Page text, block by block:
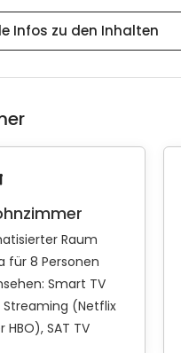
Infos zu den Inhalten
Raum
für 8 Personen
Smart TV
Streaming (Netflix
HBO) SAT TV